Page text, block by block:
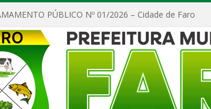
PÚBLICO Nº 01/2026 – Cidade de Faro